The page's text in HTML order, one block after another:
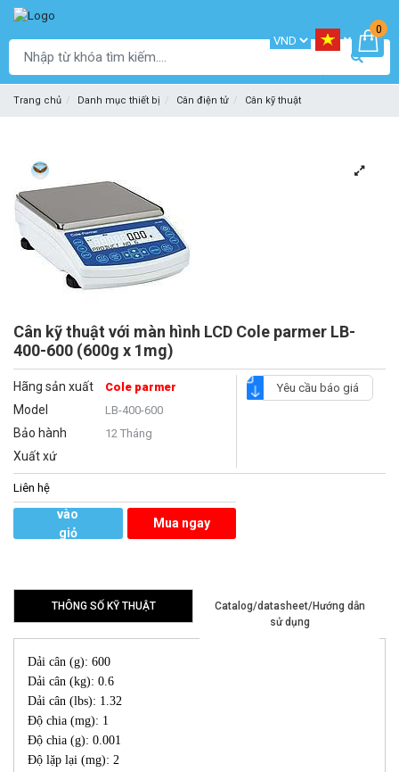
0
Trang chủ Danh mục thiết bị Cân điện tử Cân kỹ thuật
Cân kỹ thuật với màn hình LCD Cole parmer LB-
400-600 (600g x 1mg)
Hãng sản xuất Cole parmer
Model LB-400-600
Bảo hành 12 Tháng
Xuất xứ
Yêu cầu báo giá
Liên hệ
vào
giỏ
Mua ngay
THÔNG SỐ KỸ THUẬT
Catalog/datasheet/Hướng dẫn
sử dụng
Dải cân (g): 600
Dải cân (kg): 0.6
Dải cân (lbs): 1.32
Độ chia (mg): 1
Độ chia (g): 0.001
Độ lặp lại (mg): 2